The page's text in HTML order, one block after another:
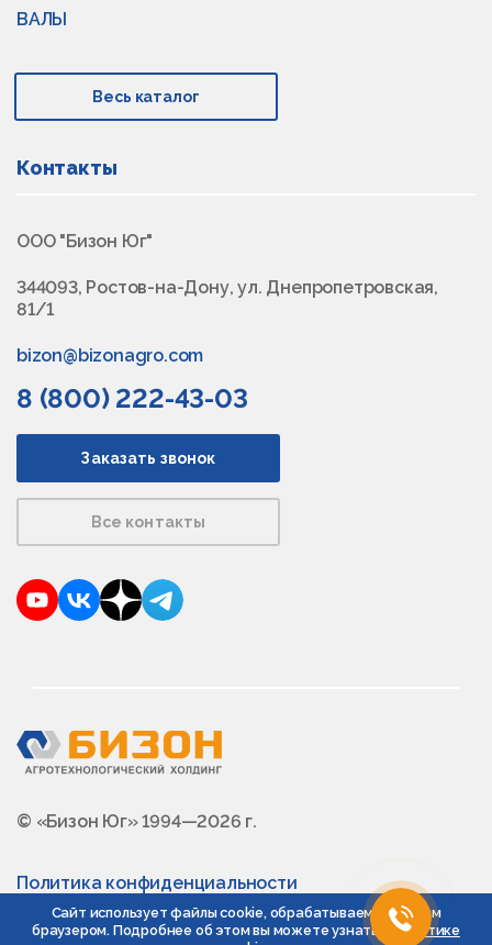
ВАЛЫ
Весь каталог
Контакты
ООО "Бизон Юг"
344093, Ростов-на-Дону, ул. Днепропетровская,
81/1
bizon@bizonagro.com
8 (800) 222-43-03
Заказать звонок
Все контакты
YouTubeVKontakte
DzenTelegram
© «Бизон Юг» 1994—2026 г.
Политика конфиденциальности
Сайт использует файлы cookie, обрабатываемые вашим
браузером. Подробнее об этом вы можете узнать в Политике